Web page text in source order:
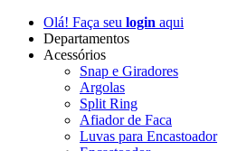
Olá! Faça seu login aqui
Departamentos
Acessórios
Snap e Giradores
Argolas
Split Ring
Afiador de Faca
Luvas para Encastoador